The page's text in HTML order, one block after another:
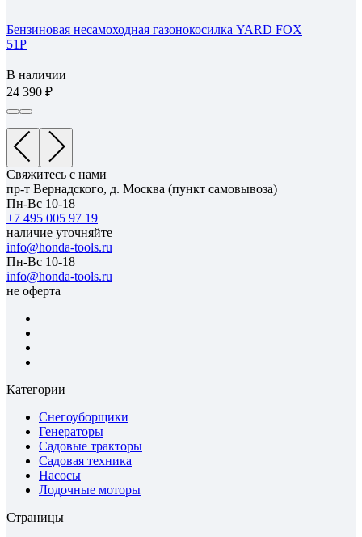
Бензиновая несамоходная газонокосилка YARD FOX
51P
В наличии
24 390
Свяжитесь с нами
пр-т Вернадского, д. Москва (пункт самовывоза)
Пн-Вс 10-18
+7 495 005 97 19
наличие уточняйте
info@honda-tools.ru
Пн-Вс 10-18
info@honda-tools.ru
не оферта
Категории
Снегоуборщики
Генераторы
Садовые тракторы
Садовая техника
Насосы
Лодочные моторы
Страницы